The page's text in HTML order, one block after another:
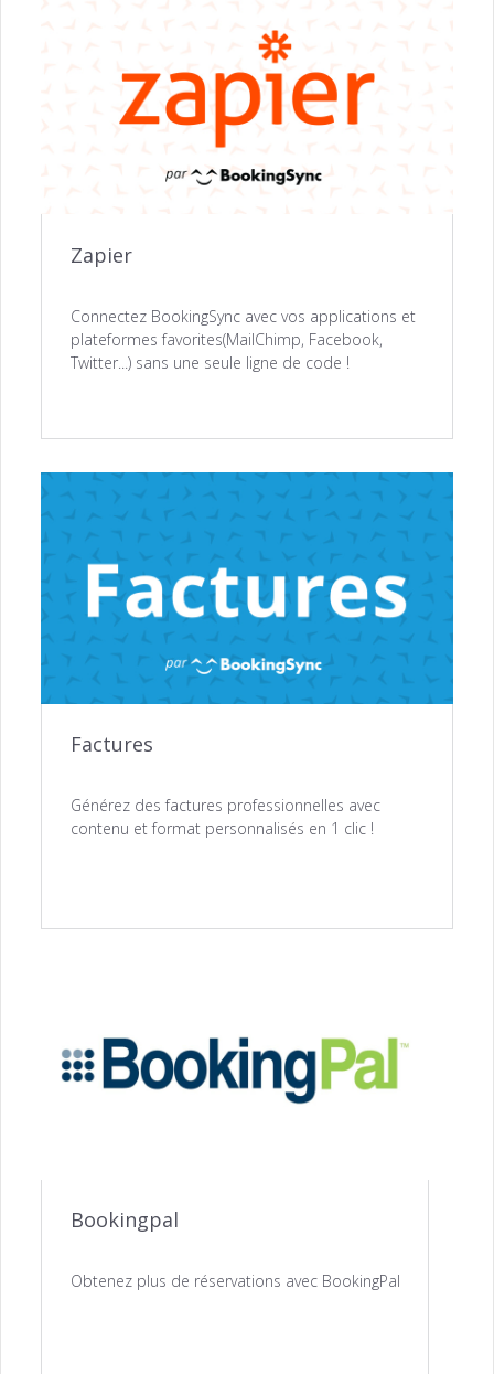
Zapier
Connectez BookingSync avec vos applications et
plateformes favorites(MailChimp, Facebook,
Twitter...) sans une seule ligne de code !
Factures
Générez des factures professionnelles avec
contenu et format personnalisés en 1 clic !
Bookingpal
Obtenez plus de réservations avec BookingPal